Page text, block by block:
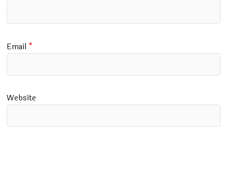
Email *
Website